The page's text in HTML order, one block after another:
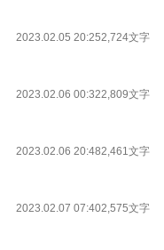
2023.02.05 20:252,724文字
2023.02.06 00:322,809文字
2023.02.06 20:482,461文字
2023.02.07 07:402,575文字